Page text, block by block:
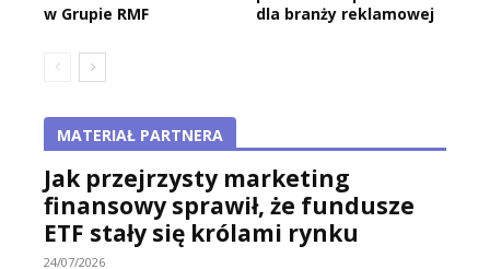
w Grupie RMF
dla branży reklamowej
MATERIAŁ PARTNERA
Jak przejrzysty marketing
finansowy sprawił, że fundusze
ETF stały się królami rynku
24/07/2026